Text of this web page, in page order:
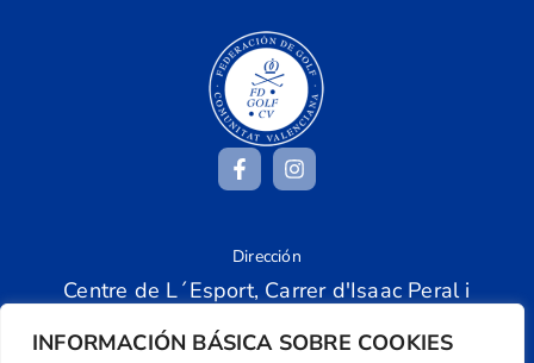
INFORMACIÓN BÁSICA SOBRE COOKIES
Dirección
Centre de L´Esport, Carrer d'Isaac Peral i
Valencia